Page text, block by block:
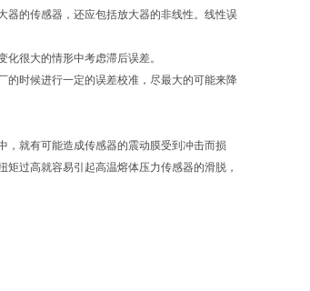
器的传感器，还应包括放大器的非线性。线性误
很大的情形中考虑滞后误差。
的时候进行一定的误差校准，尽最大的可能来降
，就有可能造成传感器的震动膜受到冲击而损
过高就容易引起高温熔体压力传感器的滑脱，